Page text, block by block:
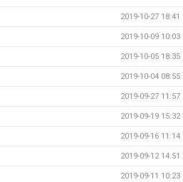
2019-10-27 18:41
2019-10-09 10:03
2019-10-05 18:35
2019-10-04 08:55
2019-09-27 11:57
2019-09-19 15:32
2019-09-16 11:14
2019-09-12 14:51
2019-09-11 10:23